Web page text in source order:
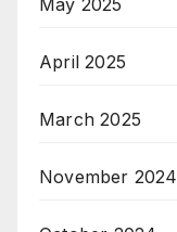
May 2025
April 2025
March 2025
November 2024